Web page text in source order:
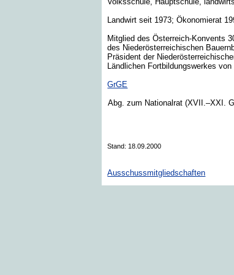
Landwirt seit 1973; Ökonomierat
Mitglied des Österreich-Konvents
des Niederösterreichischen
Präsident der
Ländlichen Fortbildungswerkes
GrGE
Abg. zum Nationalrat (XVII.–XXI.
Stand: 18.09.2000
Ausschussmitgliedschaften